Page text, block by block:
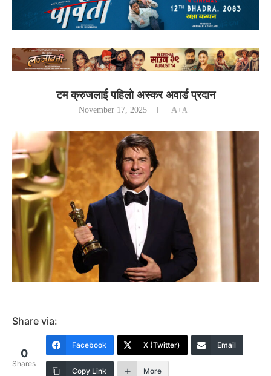
टम क्रुजलाई पहिलो अस्कर अवार्ड प्रदान
November 17, 2025 A+A-
Share via:
0
Shares
Facebook X (Twitter) Email
Copy Link More